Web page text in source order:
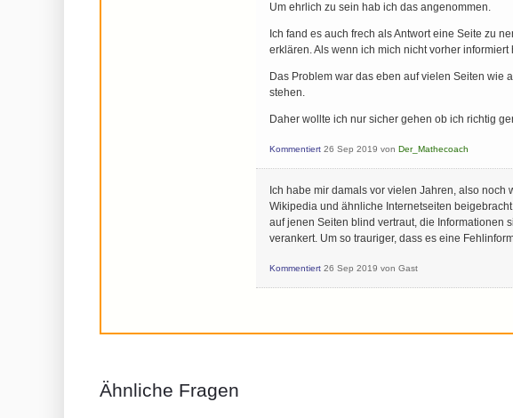
Um ehrlich zu sein hab ich das angenommen.
Ich fand es auch frech als Antwort eine Seite zu
erklären. Als wenn ich mich nicht vorher informiert
Das Problem war das eben auf vielen Seiten wie
stehen.
Daher wollte ich nur sicher gehen ob ich richtig
Kommentiert 26 Sep 2019 von Der_Mathecoach
Ich habe mir damals vor vielen Jahren, also
Wikipedia und ähnliche Internetseiten
auf jenen Seiten blind vertraut, die Informationen
verankert. Um so trauriger, dass es eine
Kommentiert 26 Sep 2019 vonGast
Ähnliche Fragen